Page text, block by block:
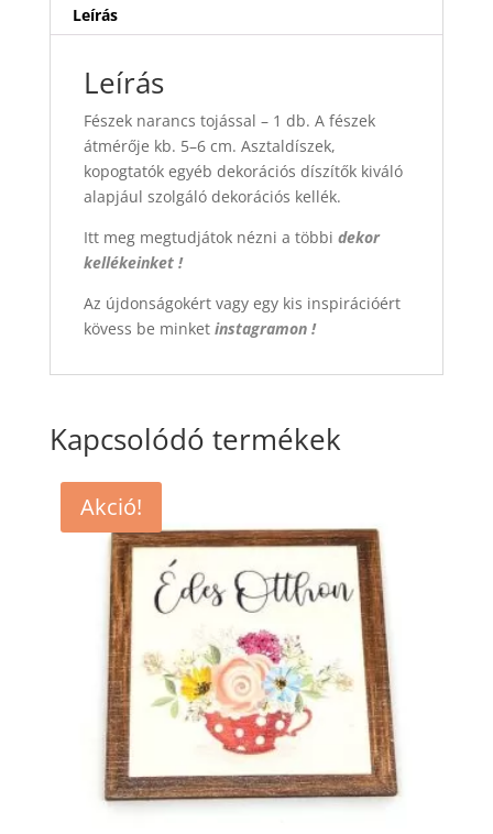
Leírás
Leírás
Fészek narancs tojással – 1 db. A fészek
átmérője kb. 5–6 cm. Asztaldíszek,
kopogtatók egyéb dekorációs díszítők kiváló
alapjául szolgáló dekorációs kellék.
Itt meg megtudjátok nézni a többi dekor
kellékeinket !
Az újdonságokért vagy egy kis inspirációért
kövess be minket instagramon !
Kapcsolódó termékek
Akció!